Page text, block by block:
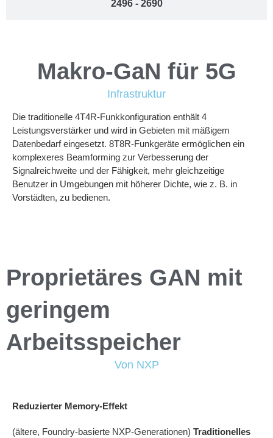
2496 - 2690
Makro-GaN für 5G
Infrastruktur
Die traditionelle 4T4R-Funkkonfiguration enthält 4
Leistungsverstärker und wird in Gebieten mit mäßigem
Datenbedarf eingesetzt. 8T8R-Funkgeräte ermöglichen ein
komplexeres Beamforming zur Verbesserung der
Signalreichweite und der Fähigkeit, mehr gleichzeitige
Benutzer in Umgebungen mit höherer Dichte, wie z. B. in
Vorstädten, zu bedienen.
Proprietäres GAN mit
geringem
Arbeitsspeicher
Von NXP
Reduzierter Memory-Effekt
(ältere, Foundry-basierte NXP-Generationen) Traditionelles